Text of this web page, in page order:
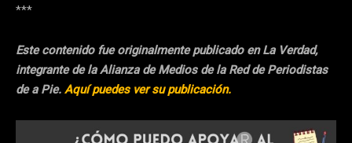
***
Este contenido fue originalmente publicado en La Verdad,
integrante de la Alianza de Medios de la Red de Periodistas
de a Pie.Aquí puedes ver su publicación.